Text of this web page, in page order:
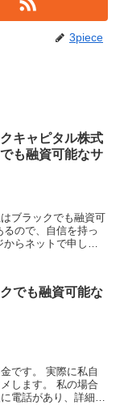
3piece
キャピタル株式
も融資可能なサ
ブラックでも融資可
ので、自信を持っ
らネットで申し込
でも融資可能な
です。 実際に私自
します。 私の場合
電話があり、詳細を